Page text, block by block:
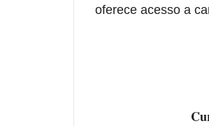
oferece acesso a